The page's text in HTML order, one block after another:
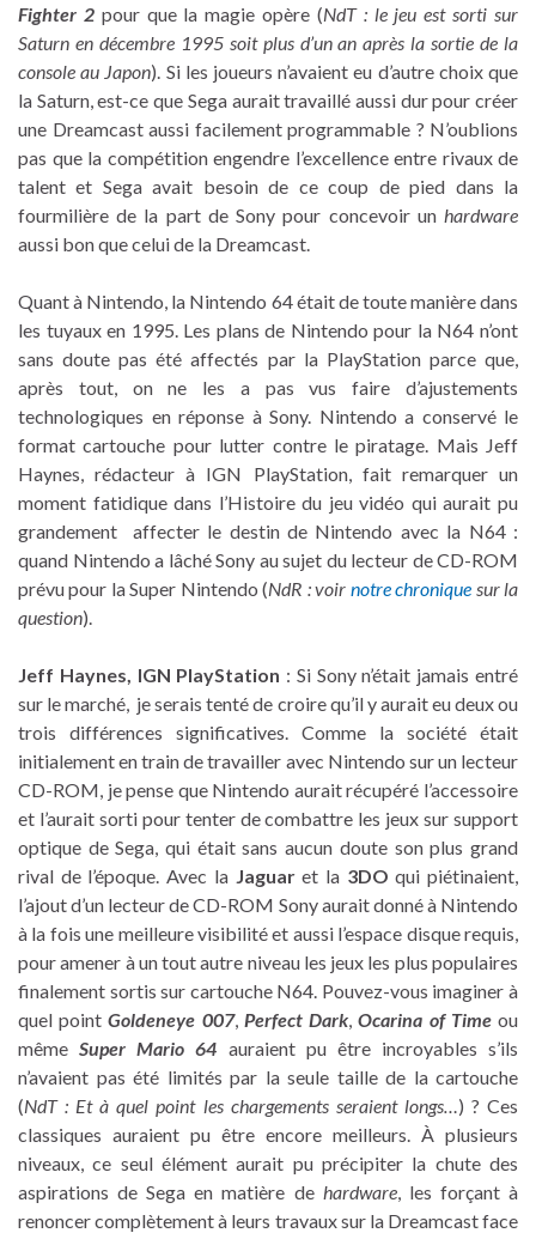
Fighter 2pour que la magie opère (NdT : le jeu est sorti sur
Saturn en décembre 1995 soit plus d’un an après la sortie de la
console au Japon). Si les joueurs n’avaient eu d’autre choix que
la Saturn, est-ce que Sega aurait travaillé aussi dur pour créer
une Dreamcast aussi facilement programmable ? N’oublions
pas que la compétition engendre l’excellence entre rivaux de
talent et Sega avait besoin de ce coup de pied dans la
fourmilière de la part de Sony pour concevoir un hardware
aussi bon que celui de la Dreamcast.
Quant à Nintendo, la Nintendo 64 était de toute manière dans
les tuyaux en 1995. Les plans de Nintendo pour la N64 n’ont
sans doute pas été affectés par la PlayStation parce que,
après tout, on ne les a pas vus faire d’ajustements
technologiques en réponse à Sony. Nintendo a conservé le
format cartouche pour lutter contre le piratage. Mais Jeff
Haynes, rédacteur à IGN PlayStation, fait remarquer un
moment fatidique dans l’Histoire du jeu vidéo qui aurait pu
grandement affecter le destin de Nintendo avec la N64 :
quand Nintendo a lâché Sony au sujet du lecteur de CD-ROM
prévu pour la Super Nintendo (NdR : voir notre chronique sur la
question).
Jeff Haynes, IGN PlayStation : Si Sony n’était jamais entré
sur le marché, je serais tenté de croire qu’il y aurait eu deux ou
trois différences significatives. Comme la société était
initialement en train de travailler avec Nintendo sur un lecteur
CD-ROM, je pense que Nintendo aurait récupéré l’accessoire
et l’aurait sorti pour tenter de combattre les jeux sur support
optique de Sega, qui était sans aucun doute son plus grand
rival de l’époque. Avec la Jaguaret la 3DO qui piétinaient,
l’ajout d’un lecteur de CD-ROM Sony aurait donné à Nintendo
à la fois une meilleure visibilité et aussi l’espace disque requis,
pour amener à un tout autre niveau les jeux les plus populaires
finalement sortis sur cartouche N64. Pouvez-vous imaginer à
quel pointGoldeneye 007, Perfect Dark,Ocarina of Timeou
mêmeSuper Mario 64 auraient pu être incroyables s’ils
n’avaient pas été limités par la seule taille de la cartouche
(NdT : Et à quel point les chargements seraient longs…) ? Ces
classiques auraient pu être encore meilleurs. À plusieurs
niveaux, ce seul élément aurait pu précipiter la chute des
aspirations de Sega en matière de hardware, les forçant à
renoncer complètement à leurs travaux sur la Dreamcast face